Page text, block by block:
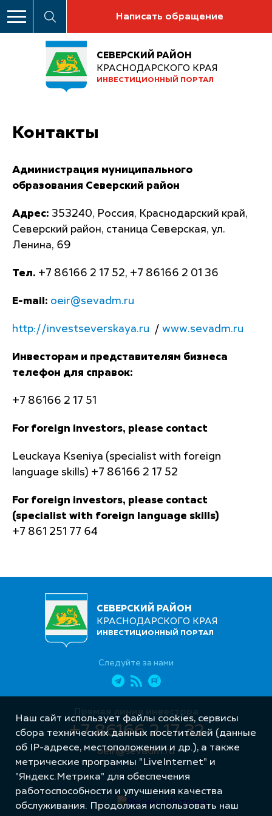
Написать обращение
СЕВЕРСКИЙ РАЙОН
КРАСНОДАРСКОГО КРАЯ
ИНВЕСТИЦИОННЫЙ ПОРТАЛ
Контакты
Администрация муниципального
образования Северский район
Адрес: 353240, Россия, Краснодарский край,
Северский район, станица Северская, ул.
Ленина, 69
Тел. +7 86166 2 17 52, +7 86166 2 01 36
E-mail: oeir@sevadm.ru
http://investseverskaya.ru / www.sevadm.ru
Инвесторам и представителям бизнеса
телефон для справок:
+7 86166 2 17 51
For foreign investors, please contact
Leuckaya Kseniya (specialist with foreign
language skills) +7 86166 2 17 52
For foreign investors, please contact
(specialist with foreign language skills)
+7 861 251 77 64
СЕВЕРСКИЙ РАЙОН
КРАСНОДАРСКОГО КРАЯ
ИНВЕСТИЦИОННЫЙ ПОРТАЛ
Следуйте за нами
Прямая линия инвестора
+7 86166 2 17 32
oeir@sevadm.ru
Наш сайт использует файлы cookies, сервисы
сбора технических данных посетителей (данные
об IP-адресе, местоположении и др.), а также
метрические программы "LiveInternet" и
"Яндекс.Метрика" для обеспечения
работоспособности и улучшения качества
обслуживания. Продолжая использовать наш